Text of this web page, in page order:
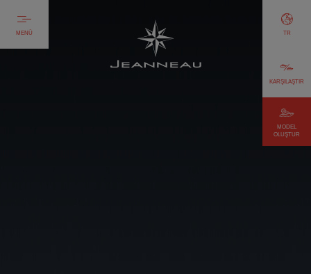
MENÜ
MODEL
OLUŞTUR
KARŞILAŞTIR
TR